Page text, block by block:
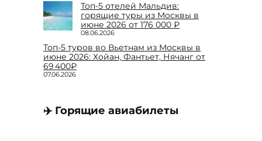
Топ-5 отелей Мальдив:
горящие туры из Москвы в
июне 2026 от 176 000 ₽
08.06.2026
Топ-5 туров во Вьетнам из Москвы в
июне 2026: Хойан, Фантьет, Нячанг от
69 400₽
07.06.2026
✈️ Горящие авиабилеты